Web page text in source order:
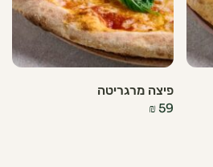
פיצה מרגריטה
₪59